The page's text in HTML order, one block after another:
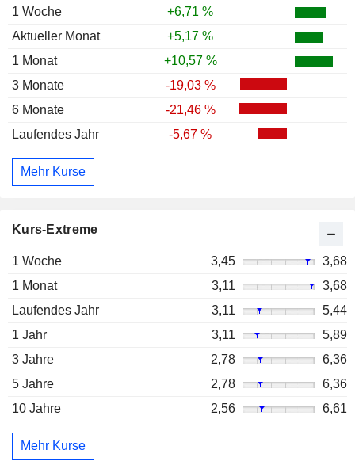
1 Woche
+6,71 %
Aktueller Monat
+5,17 %
1 Monat
+10,57 %
3 Monate
-19,03 %
6 Monate
-21,46 %
Laufendes Jahr
-5,67 %
Mehr Kurse
Kurs-Extreme
1 Woche 3,45
3,68
1 Monat
3,11
3,68
Laufendes Jahr
3,11
5,44
1 Jahr
3,11
5,89
3 Jahre
2,78
6,36
5 Jahre
2,78
6,36
10 Jahre
2,56 6,61
Mehr Kurse